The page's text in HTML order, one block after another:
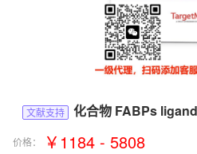
文献支持 化合物 FABPs ligand
价格： ￥1184 - 5808